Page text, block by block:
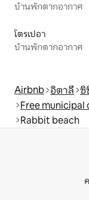
บ้านพักตากอากาศ
โตรเปอา
บ้านพักตากอากาศ
Airbnb อิตาลี ซิ
Free
Rabbit beach